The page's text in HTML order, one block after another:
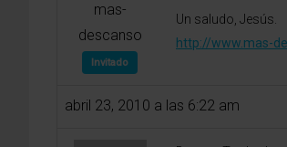
mas-
descanso
Invitado
Un saludo, Jesús.
http://www.mas-
abril 23, 2010 a las 6:22 am